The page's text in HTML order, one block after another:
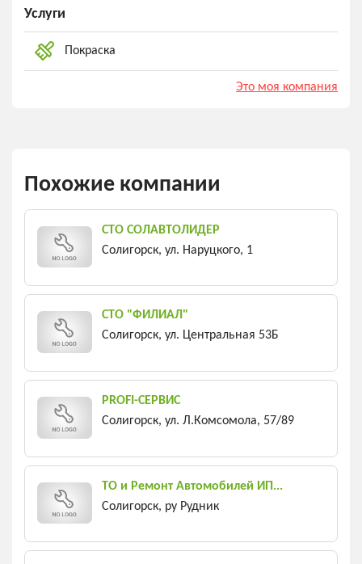
Услуги
Покраска
Это моя компания
Похожие компании
СТО СОЛАВТОЛИДЕР
Солигорск, ул. Наруцкого, 1
СТО "ФИЛИАЛ"
Солигорск, ул. Центральная 53Б
PROFI-СЕРВИС
Солигорск, ул. Л.Комсомола, 57/89
ТО и Ремонт Автомобилей ИП...
Солигорск, ру Рудник